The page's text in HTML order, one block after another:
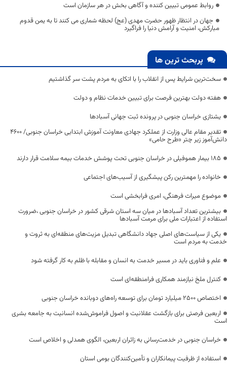
روابط عمومی تبیین کننده و آگاهی بخش در هر سازمان است
جهان در انتظار ظهور حضرت مهدی (عج) لحظه شماری می کنند تا به یمن قدوم
مبارکش، امنیت و آرامش دنیا را فراگیرد
پربحث ترین ها
سخت‌ترین شرایط پس از انقلاب را با اتکای به مردم پشت سر گذاشتیم
هفته دولت بهترین فرصت برای تبیین خدمات نظام و دولت
یشتازی خراسان جنوبی در پرونده ثبت جهانی آسبادها
تقدیر مقام عالی وزارت از عملکرد جهادی معاونت آموزش ابتدایی خراسان جنوبی/ ۴۶۰۰
دانش‌آموز زیر چتر «طرح حامی»
۱۸۵ بیمار هموفیلی در خراسان جنوبی تحت پوشش خدمات بیمه سلامت قرار دارند
خانواده را مهمترین رکن پیشگیری از آسیب‌های اجتماعی
موضوع میراث فرهنگی، امری فرابخشی است
بیشترین تعداد آسبادها در میان سه استان شرقی کشور در خراسان جنوبی ،ضرورت
استفاده از اعتبارات ملی برای مرمت آسبادها
یکی از سیاست‌های اصلی جهاد دانشگاهی تبدیل مزیت‌های منطقه‌ای به ثروت و
خدمت به مردم است
علم و فناوری باید در مسیر خدمت به انسان و مقابله با ظلم به کار گرفته شود
کنترل ملخ نیازمند همکاری فرامنطقه‌ای است
اختصاص 2500 میلیارد تومان برای توسعه راه‌های دوبانده خراسان جنوبی
اربعین فرصتی برای بازگشت عقلانیت و اصول فراموش‌شده انسانیت به جامعه بشری
است
خراسان جنوبی در خدمت‌رسانی به زائران اربعین، الگوی همدلی و اخلاص است
استفاده از ظرفیت پیمانکاران و تأمین‌کنندگان بومی استان